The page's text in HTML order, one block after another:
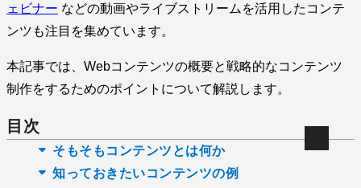
ェビナー などの動画やライブストリームを活用したコンテ
ンツも注目を集めています。
本記事では、Webコンテンツの概要と戦略的なコンテンツ
制作をするためのポイントについて解説します。
目次
そもそもコンテンツとは何か
知っておきたいコンテンツの例